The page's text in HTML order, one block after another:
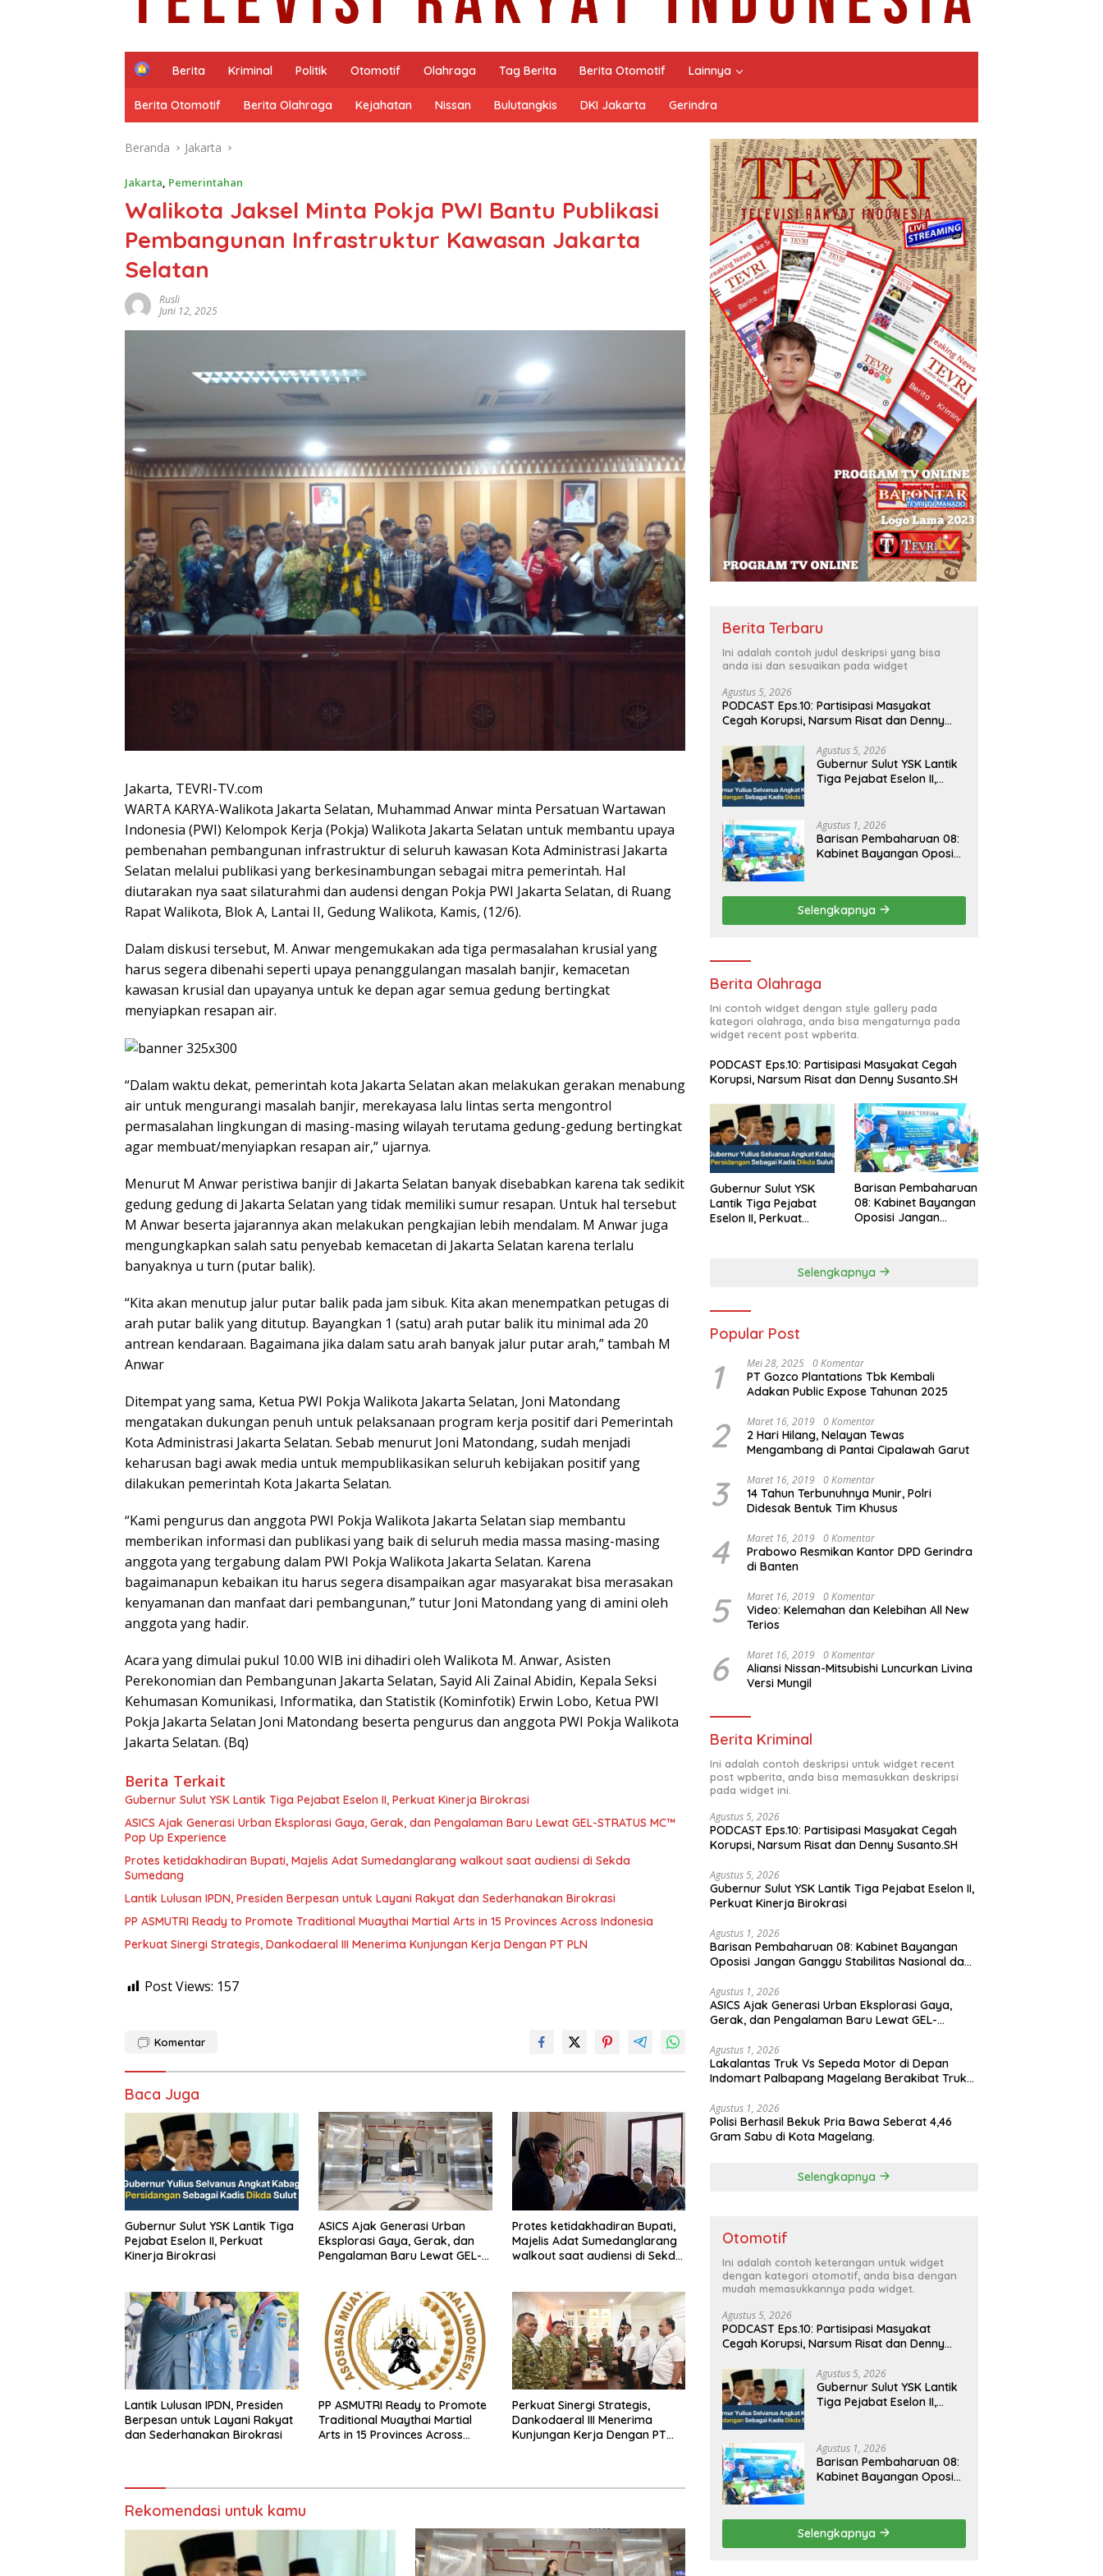
H
m
e
Berita Kriminal Politik Otomotif Olahraga Tag Berita Berita Otomotif Lainnya
Berita Otomotif Berita Olahraga Kejahatan Nissan Bulutangkis DKI Jakarta Gerindra
Beranda Jakarta
Jakarta, Pemerintahan
Walikota Jaksel Minta Pokja PWI Bantu Publikasi
Pembangunan Infrastruktur Kawasan Jakarta
Selatan
Rusli
Juni 12, 2025
Jakarta, TEVRI-TV.com
WARTA KARYA-Walikota Jakarta Selatan, Muhammad Anwar minta Persatuan Wartawan
Indonesia (PWI) Kelompok Kerja (Pokja) Walikota Jakarta Selatan untuk membantu upaya
pembenahan pembangunan infrastruktur di seluruh kawasan Kota Administrasi Jakarta
Selatan melalui publikasi yang berkesinambungan sebagai mitra pemerintah. Hal
diutarakan nya saat silaturahmi dan audensi dengan Pokja PWI Jakarta Selatan, di Ruang
Rapat Walikota, Blok A, Lantai II, Gedung Walikota, Kamis, (12/6).
Dalam diskusi tersebut, M. Anwar mengemukakan ada tiga permasalahan krusial yang
harus segera dibenahi seperti upaya penanggulangan masalah banjir, kemacetan
kawasan krusial dan upayanya untuk ke depan agar semua gedung bertingkat
menyiapkan resapan air.
“Dalam waktu dekat, pemerintah kota Jakarta Selatan akan melakukan gerakan menabung
air untuk mengurangi masalah banjir, merekayasa lalu lintas serta mengontrol
permasalahan lingkungan di masing-masing wilayah terutama gedung-gedung bertingkat
agar membuat/menyiapkan resapan air,” ujarnya.
Menurut M Anwar peristiwa banjir di Jakarta Selatan banyak disebabkan karena tak sedikit
gedung gedung di Jakarta Selatan yang tidak memiliki sumur resapan. Untuk hal tersebut
M Anwar beserta jajarannya akan melakukan pengkajian lebih mendalam. M Anwar juga
mengungkapkan salah satu penyebab kemacetan di Jakarta Selatan karena terlalu
banyaknya u turn (putar balik).
“Kita akan menutup jalur putar balik pada jam sibuk. Kita akan menempatkan petugas di
arah putar balik yang ditutup. Bayangkan 1 (satu) arah putar balik itu minimal ada 20
antrean kendaraan. Bagaimana jika dalam satu arah banyak jalur putar arah,” tambah M
Anwar
Ditempat yang sama, Ketua PWI Pokja Walikota Jakarta Selatan, Joni Matondang
mengatakan dukungan penuh untuk pelaksanaan program kerja positif dari Pemerintah
Kota Administrasi Jakarta Selatan. Sebab menurut Joni Matondang, sudah menjadi
keharusan bagi awak media untuk mempublikasikan seluruh kebijakan positif yang
dilakukan pemerintah Kota Jakarta Selatan.
“Kami pengurus dan anggota PWI Pokja Walikota Jakarta Selatan siap membantu
memberikan informasi dan publikasi yang baik di seluruh media massa masing-masing
anggota yang tergabung dalam PWI Pokja Walikota Jakarta Selatan. Karena
bagaimanapun kebaikan itu harus segera disampaikan agar masyarakat bisa merasakan
kenyamanan dan manfaat dari pembangunan,” tutur Joni Matondang yang di amini oleh
anggota yang hadir.
Acara yang dimulai pukul 10.00 WIB ini dihadiri oleh Walikota M. Anwar, Asisten
Perekonomian dan Pembangunan Jakarta Selatan, Sayid Ali Zainal Abidin, Kepala Seksi
Kehumasan Komunikasi, Informatika, dan Statistik (Kominfotik) Erwin Lobo, Ketua PWI
Pokja Jakarta Selatan Joni Matondang beserta pengurus dan anggota PWI Pokja Walikota
Jakarta Selatan. (Bq)
Berita Terkait
Gubernur Sulut YSK Lantik Tiga Pejabat Eselon II, Perkuat Kinerja Birokrasi
ASICS Ajak Generasi Urban Eksplorasi Gaya, Gerak, dan Pengalaman Baru Lewat GEL-STRATUS MC™
Pop Up Experience
Protes ketidakhadiran Bupati, Majelis Adat Sumedanglarang walkout saat audiensi di Sekda
Sumedang
Lantik Lulusan IPDN, Presiden Berpesan untuk Layani Rakyat dan Sederhanakan Birokrasi
PP ASMUTRI Ready to Promote Traditional Muaythai Martial Arts in 15 Provinces Across Indonesia
Perkuat Sinergi Strategis, Dankodaeral III Menerima Kunjungan Kerja Dengan PT PLN
Post Views: 157
Komentar
Baca Juga
Gubernur Sulut YSK Lantik Tiga
Pejabat Eselon II, Perkuat
Kinerja Birokrasi
ASICS Ajak Generasi Urban
Eksplorasi Gaya, Gerak, dan
Pengalaman Baru Lewat GEL-
Protes ketidakhadiran Bupati,
Majelis Adat Sumedanglarang
walkout saat audiensi di Sekda
Lantik Lulusan IPDN, Presiden
Berpesan untuk Layani Rakyat
dan Sederhanakan Birokrasi
PP ASMUTRI Ready to Promote
Traditional Muaythai Martial
Arts in 15 Provinces Across
Perkuat Sinergi Strategis,
Dankodaeral III Menerima
Kunjungan Kerja Dengan PT
Rekomendasi untuk kamu
Berita Terbaru
Ini adalah contoh judul deskripsi yang bisa
anda isi dan sesuaikan pada widget
Agustus 5, 2026
PODCAST Eps.10: Partisipasi Masyakat
Cegah Korupsi, Narsum Risat dan Denny
Agustus 5, 2026
Gubernur Sulut YSK Lantik
Tiga Pejabat Eselon II,
Agustus 1, 2026
Barisan Pembaharuan 08:
Kabinet Bayangan Oposisi
Asta Cita Prabowo-Gibran
Selengkapnya
Berita Olahraga
Ini contoh widget dengan style gallery pada
kategori olahraga, anda bisa mengaturnya pada
widget recent post wpberita.
PODCAST Eps.10: Partisipasi Masyakat Cegah
Korupsi, Narsum Risat dan Denny Susanto.SH
Gubernur Sulut YSK
Lantik Tiga Pejabat
Eselon II, Perkuat
Barisan Pembaharuan
08: Kabinet Bayangan
Oposisi Jangan
Prabowo-Gibran
Selengkapnya
Popular Post
1 Mei 28, 2025 0 Komentar
PT Gozco Plantations Tbk Kembali
Adakan Public Expose Tahunan 2025
2 Maret 16, 2019 0 Komentar
2 Hari Hilang, Nelayan Tewas
Mengambang di Pantai Cipalawah Garut
3 Maret 16, 2019 0 Komentar
14 Tahun Terbunuhnya Munir, Polri
Didesak Bentuk Tim Khusus
4 Maret 16, 2019 0 Komentar
Prabowo Resmikan Kantor DPD Gerindra
di Banten
5 Maret 16, 2019 0 Komentar
Video: Kelemahan dan Kelebihan All New
Terios
6 Maret 16, 2019 0 Komentar
Aliansi Nissan-Mitsubishi Luncurkan Livina
Versi Mungil
Berita Kriminal
Ini adalah contoh deskripsi untuk widget recent
post wpberita, anda bisa memasukkan deskripsi
pada widget ini.
Agustus 5, 2026
PODCAST Eps.10: Partisipasi Masyakat Cegah
Korupsi, Narsum Risat dan Denny Susanto.SH
Agustus 5, 2026
Gubernur Sulut YSK Lantik Tiga Pejabat Eselon II,
Perkuat Kinerja Birokrasi
Agustus 1, 2026
Barisan Pembaharuan 08: Kabinet Bayangan
Oposisi Jangan Ganggu Stabilitas Nasional dan
Agustus 1, 2026
ASICS Ajak Generasi Urban Eksplorasi Gaya,
Gerak, dan Pengalaman Baru Lewat GEL-
Agustus 1, 2026
Lakalantas Truk Vs Sepeda Motor di Depan
Indomart Palbapang Magelang Berakibat Truk
Agustus 1, 2026
Polisi Berhasil Bekuk Pria Bawa Seberat 4,46
Gram Sabu di Kota Magelang.
Selengkapnya
Otomotif
Ini adalah contoh keterangan untuk widget
dengan kategori otomotif, anda bisa dengan
mudah memasukkannya pada widget.
Agustus 5, 2026
PODCAST Eps.10: Partisipasi Masyakat
Cegah Korupsi, Narsum Risat dan Denny
Agustus 5, 2026
Gubernur Sulut YSK Lantik
Tiga Pejabat Eselon II,
Agustus 1, 2026
Barisan Pembaharuan 08:
Kabinet Bayangan Oposisi
Asta Cita Prabowo-Gibran
Selengkapnya